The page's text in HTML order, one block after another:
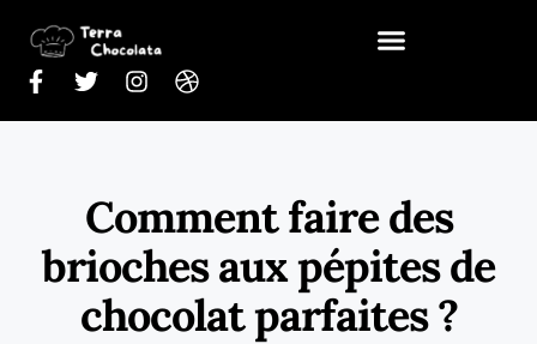
Comment faire des
brioches aux pépites de
chocolat parfaites ?